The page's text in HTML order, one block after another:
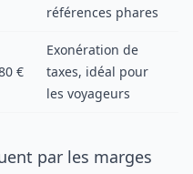
références phares
€
Exonération de
taxes, idéal pour
les voyageurs
par les marges